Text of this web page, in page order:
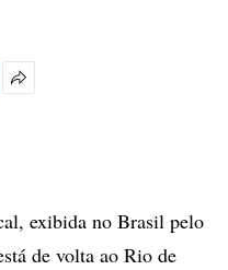
exibida no Brasil pelo
de volta ao Rio de